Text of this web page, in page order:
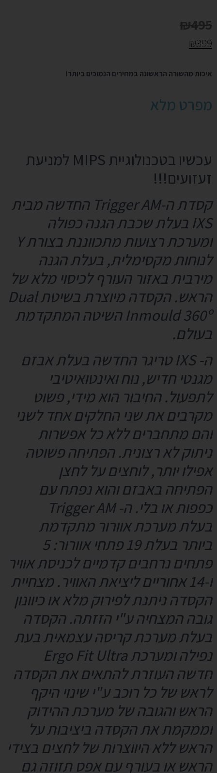
₪495
₪399
איכות מהשורה הראשונה במחירים הנמוכים ביותר!
מפרט מלא
עכשיו בטכנולוגיית MIPS למניעת
זעזועים!!!
קסדת ה-Trigger AM החדשה מבית
IXS בעלת שכבת הגנה כפולה
ומערכת רצועות מתכווננת בצורת Y
לנוחות מקסימלית, בעלת הגנה
מירבית באזור העורף לכיסוי מלא של
הראש. הקסדה מיוצרת בשיטת Dual
Inmould 360º השיטה המתקדמת
בעולם.
ה- IXS טריגר החדשה בעלת אבזם
מגנטי חדיש, נוח ואינטואיטיבי
לתפעול. החיבור הוא מידי, פשוט
מקרבים את שני החלקים אחד לשני
והם מתחברים ללא כל אפשרות
ניתוק לא רצונית. הפתיחה פשוטה
אפילו יותר, לוחצים על לחצן
הפתיחה באבזם והוא נפתח עם
כפפות או בלי. ה-Trigger AM
בעלתמערכת אוורור מתקדמת
ביותר בעלת 19 פתחי אוורור: 5
פתחיםנרחביםקדמיים לכניסת אוויר
ו-14 אחוריים ליציאת האוויר. מצחיית
הקסדה ניתנת לפירוק מלא או כיוונון
גובה המצחיה ע"י הזזתה. הקסדה
בעלת מערכת קריסה עצמאית בעת
נפילה ומערכת Ergo Fit Ultra
חדשה העוזרת להתאים את הקסדה
לראש של כל רוכב ע"י שינוי היקף
הראש והגובה של מערכת ההידוק
וממקמת את הקסדה ביציבות על
הראש ללא היווצרות של לחצים בצידי
הראש או בעורף עם אפס תזוזה גם